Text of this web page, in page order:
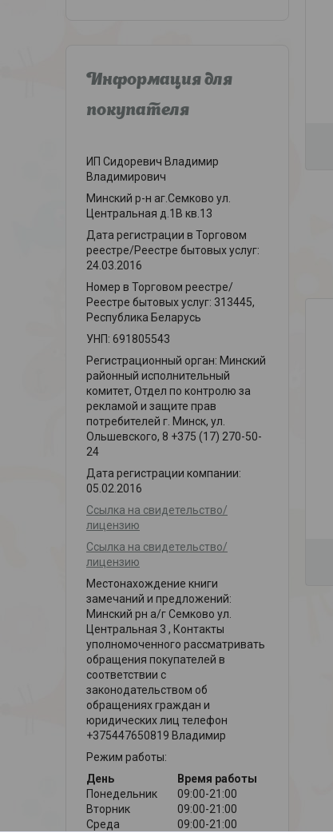
Информация для
покупателя
ИП Сидоревич Владимир
Владимирович
Минский р-н аг.Семково ул.
Центральная д.1В кв.13
Дата регистрации в Торговом
реестре/Реестре бытовых услуг:
24.03.2016
Номер в Торговом реестре/
Реестре бытовых услуг: 313445,
Республика Беларусь
УНП: 691805543
Регистрационный орган: Минский
районный исполнительный
комитет, Отдел по контролю за
рекламой и защите прав
потребителей г. Минск, ул.
Ольшевского, 8 +375 (17) 270-50-
24
Дата регистрации компании:
05.02.2016
Ссылка на свидетельство/
лицензию
Ссылка на свидетельство/
лицензию
Местонахождение книги
замечаний и предложений:
Минский рн а/г Семково ул.
Центральная 3 , Контакты
уполномоченного рассматривать
обращения покупателей в
соответствии с
законодательством об
обращениях граждан и
юридических лиц телефон
+375447650819 Владимир
Режим работы:
День
Время работы
Понедельник
09:00-21:00
Вторник
09:00-21:00
Среда
09:00-21:00